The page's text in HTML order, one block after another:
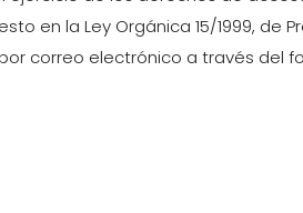
en la Ley Orgánica 15/1999,
correo electrónico a través del